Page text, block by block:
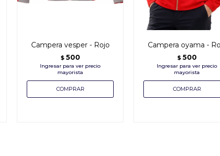
Campera vesper - Rojo
$ 500
Campera oyama -
$ 500